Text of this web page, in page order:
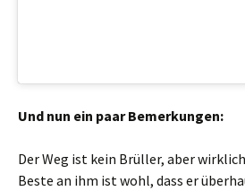
Und nun ein paar Bemerkungen:
Der Weg ist kein Brüller, aber
Beste an ihm ist wohl, dass er